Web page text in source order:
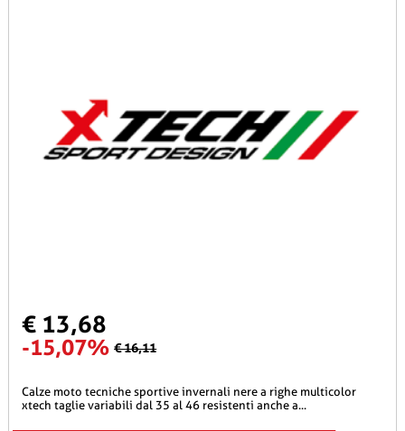
€ 13,68
-15,07% € 16,11
calze moto tecniche sportive invernali nere a righe multicolor
xtech taglie variabili dal 35 al 46 resistenti anche a...